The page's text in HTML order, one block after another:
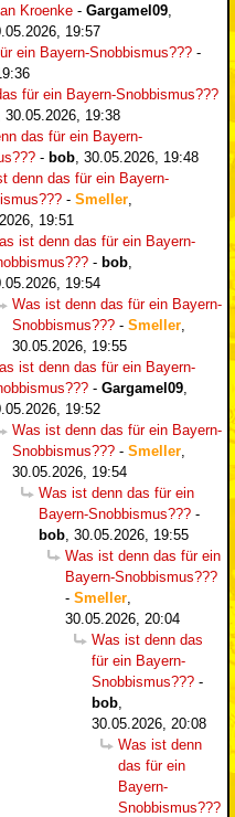
Kroenke - Gargamel09
19:57
ein Bayern-Snobbismus??? -
für ein Bayern-Snobbismus???
30.05.2026, 19:38
das für ein Bayern-
- bob 30.05.2026, 19:48
denn das für ein Bayern-
- Smeller
19:51
ist denn das für ein Bayern-
- bob
19:54
Was ist denn das für ein Bayern-
Snobbismus??? - Smeller
30.05.2026, 19:55
ist denn das für ein Bayern-
- Gargamel09
19:52
Was ist denn das für ein Bayern-
Snobbismus??? - Smeller
30.05.2026, 19:54
Was ist denn das für ein
Bayern-Snobbismus??? -
bob 30.05.2026, 19:55
Was ist denn das für ein
Bayern-Snobbismus???
- Smeller
30.05.2026, 20:04
Was ist denn das
für ein Bayern-
Snobbismus??? -
bob
30.05.2026, 20:08
Was ist denn
das für ein
Bayern-
Snobbismus???